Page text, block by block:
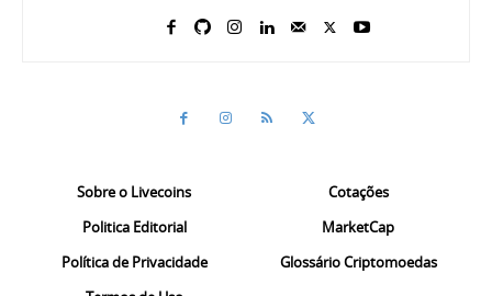
Sobre o Livecoins
Politica Editorial
Política de Privacidade
Cotações
MarketCap
Glossário Criptomoedas